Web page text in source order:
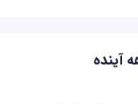
آینده